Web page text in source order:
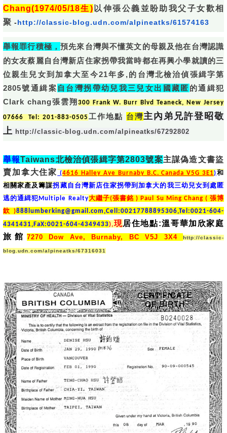
Chang(1974/05/18生) 以伸張公義並盼助我父子女歡相
聚 -http://classic-blog.udn.com/alpineatks/61574163
舉報罪行積極，預先來台灣與不懂英文的母親及他在台灣認識
的女友蔡麗自台灣新店住家拐帶我當時都在再興小學就讀的三
位親生兒女到加拿大至今21年多,的台灣北檢治偵張緝字第
2805號通緝案 自台灣拐帶幼兒我三兒女出國藏匿 的通緝犯
Clark chang張雲翔300 Frank W. Burr Blvd Teaneck, New Jersey
07666 Tel: 201-883-0505 工作地點 台灣主內弟兄許登昭敬
上 http://classic-blog.udn.com/alpineatks/67292802
舉報Taiwans北檢治偵張緝字第2803號案主謀偽造文書盜
賣加拿大住家 (4616 Halley Ave Burnaby B.C. Canada V5G 3E1)和
相關家產及籌謀拐藏自台灣新店住家拐帶到加拿大的我三幼兒女到處匿
逃的通緝犯Multiple Realty大繼子(張書銘 ) Paul Su Ming Chang ( 張博
欽)888lumberking@gmail.com,Cell:00217788895306,Tel:0021-604-
4341431,FaX:0021-604-4349433),現居住地點:溫哥華加欣家庭
旅館 7270 Dow Ave, Burnaby, BC V5J 3X4http://classic-
blog.udn.com/alpineatks/67316031